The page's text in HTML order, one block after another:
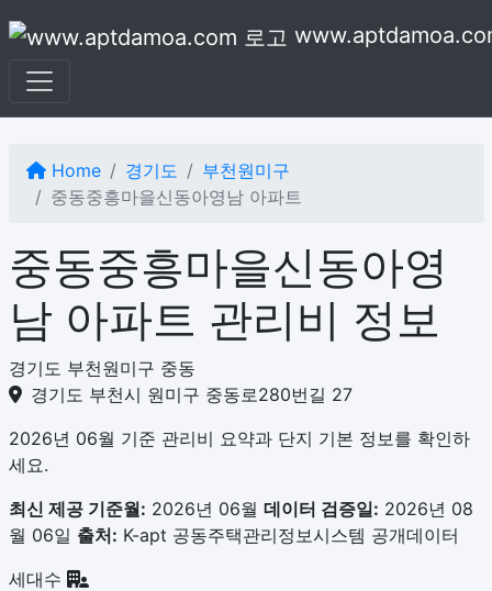
Home 경기도
부천원미구
중동중흥마을신동아영남 아파트
중동중흥마을신동아영
남 아파트 관리비 정보
경기도 부천원미구 중동
경기도 부천시 원미구 중동로280번길 27
2026년 06월 기준 관리비 요약과 단지 기본 정보를 확인하
세요.
최신 제공 기준월: 2026년 06월 데이터 검증일: 2026년 08
월 06일 출처: K-apt 공동주택관리정보시스템 공개데이터
세대수